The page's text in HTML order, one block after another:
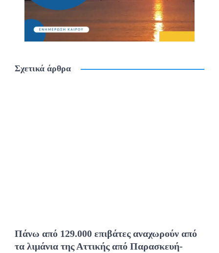
Σχετικά άρθρα
Πάνω από 129.000 επιβάτες αναχωρούν από
τα λιμάνια της Αττικής από Παρασκευή-